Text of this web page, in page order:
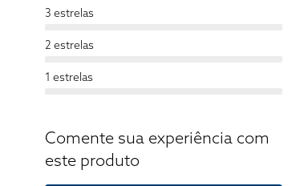
3 estrelas
2 estrelas
1 estrelas
Comente sua experiência com
este produto